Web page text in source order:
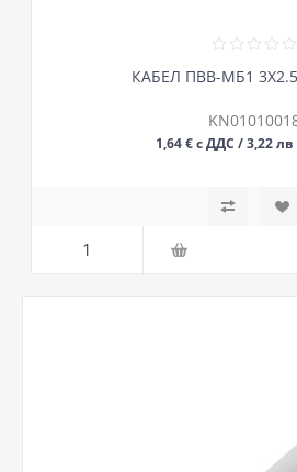
КАБЕЛ ПВВ-МБ1
1,64 € с ДДС / 3,22